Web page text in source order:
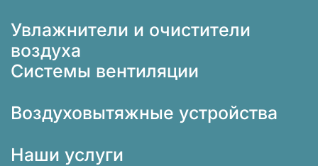
Увлажнители и очистители
воздуха
Системы вентиляции
Воздуховытяжные устройства
Наши услуги